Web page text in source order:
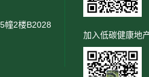
幢2楼B2028
加入低碳健康地